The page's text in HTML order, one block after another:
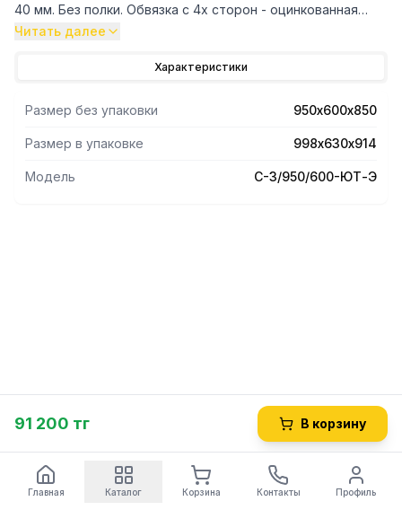
40 мм. Без полки. Обвязка с 4х сторон - оцинкованная
сталь. Каркас - уголок 40/40 мм из оцинкованной стали
Читать далее
Характеристики
Размер без упаковки 950х600х850
Размер в упаковке 998х630х914
Модель С-3/950/600-ЮТ-Э
91 200 тг В корзину
Главная Каталог Корзина Контакты Профиль